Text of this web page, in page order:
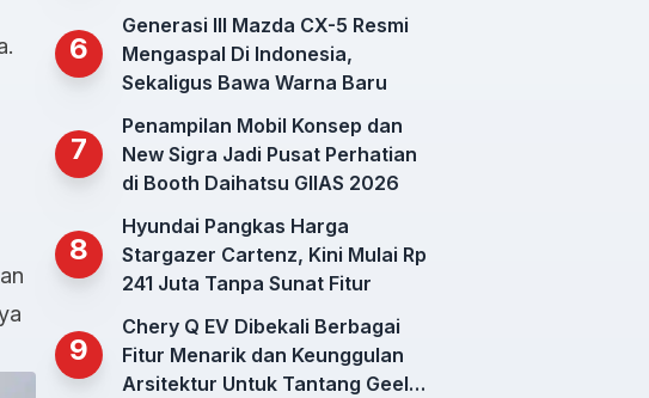
6
Generasi III Mazda CX-5 Resmi
Mengaspal Di Indonesia,
Sekaligus Bawa Warna Baru
7
Penampilan Mobil Konsep dan
New Sigra Jadi Pusat Perhatian
di Booth Daihatsu GIIAS 2026
8
Hyundai Pangkas Harga
Stargazer Cartenz, Kini Mulai Rp
241 Juta Tanpa Sunat Fitur
9
Chery Q EV Dibekali Berbagai
Fitur Menarik dan Keunggulan
Arsitektur Untuk Tantang Geely